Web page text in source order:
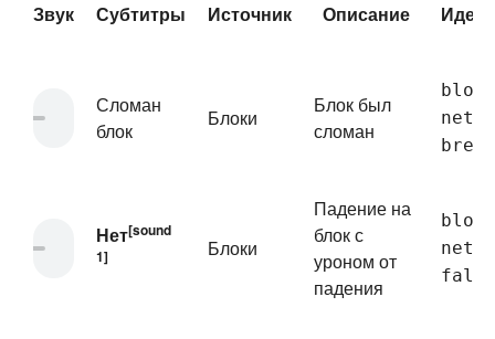
Звук
Субтитры Источник Описание
Сломан
блок
Блоки
Блок был
сломан
break
Нет[sound
1]
Блоки
Падение на
блок с
уроном от
падения
fall